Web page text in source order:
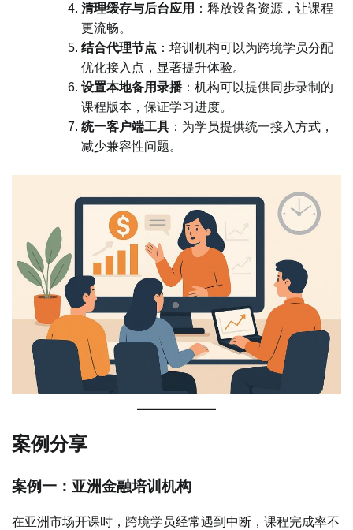
清理缓存与后台应用 ：释放设备资源，让课程
更流畅。
结合代理节点 ：培训机构可以为跨境学员分配
优化接入点，显著提升体验。
设置本地备用录播 ：机构可以提供同步录制的
课程版本，保证学习进度。
统一客户端工具 ：为学员提供统一接入方式，
减少兼容性问题。
案例分享
案例一：亚洲金融培训机构
在亚洲市场开课时，跨境学员经常遇到中断，课程完成率不